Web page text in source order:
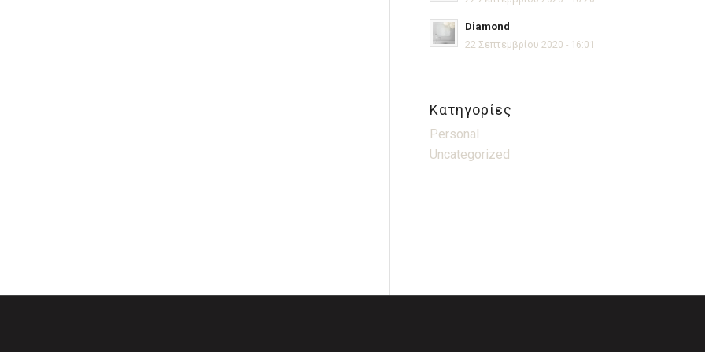
Diamond
22 Σεπτεμβρίου 2020 - 16:01
Kατηγορίες
Personal
Uncategorized